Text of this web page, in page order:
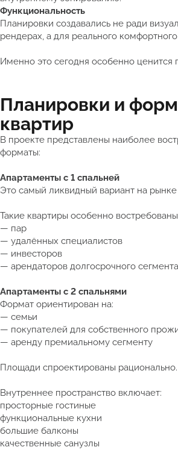
Функциональность
Планировки создавались не ради
рендерах, а для реального
Именно это сегодня особенно ценится
Планировки и
квартир
В проекте представлены наиболее
форматы:
Апартаменты с 1 спальней
Это самый ликвидный вариант на рынке
Такие квартиры особенно
— пар
— удалённых специалистов
— инвесторов
— арендаторов долгосрочного сегмента
Апартаменты с 2 спальнями
Формат ориентирован на:
— семьи
— покупателей для собственного
— аренду премиальному сегменту
Площади спроектированы рационально.
Внутреннее пространство включает:
просторные гостиные
функциональные кухни
большие балконы
качественные санузлы